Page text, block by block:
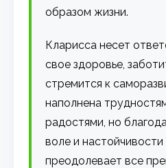
образом жизни.
Кларисса несет
свое здоровье,
стремится к
наполнена
радостями, но
воле и настойчивости
преодолевает все